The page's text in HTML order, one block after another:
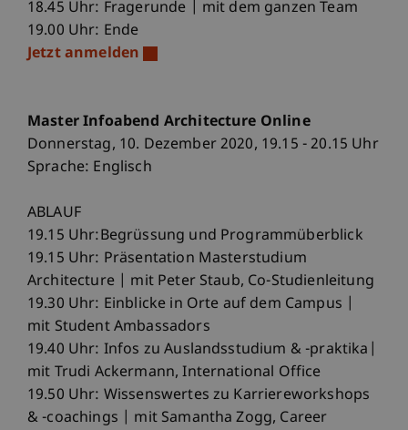
18.45 Uhr: Fragerunde | mit dem ganzen Team
19.00 Uhr: Ende
Jetzt anmelden
Master Infoabend Architecture Online
Donnerstag, 10. Dezember 2020, 19.15 - 20.15 Uhr
Sprache: Englisch
ABLAUF
19.15 Uhr:Begrüssung und Programmüberblick
19.15 Uhr: Präsentation Masterstudium
Architecture | mit Peter Staub, Co-Studienleitung
19.30 Uhr: Einblicke in Orte auf dem Campus |
mit Student Ambassadors
19.40 Uhr: Infos zu Auslandsstudium & -praktika|
mit Trudi Ackermann, International Office
19.50 Uhr: Wissenswertes zu Karriereworkshops
& -coachings | mit Samantha Zogg, Career